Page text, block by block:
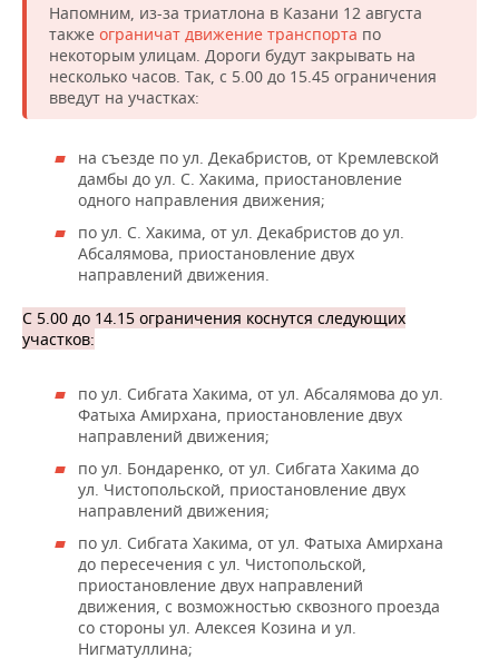
Напомним, из-за триатлона в Казани 12 августа
также ограничат движение транспорта по
некоторым улицам. Дороги будут закрывать на
несколько часов. Так, с 5.00 до 15.45 ограничения
введут на участках:
на съезде по ул. Декабристов, от Кремлевской
дамбы до ул. С. Хакима, приостановление
одного направления движения;
по ул. С. Хакима, от ул. Декабристов до ул.
Абсалямова, приостановление двух
направлений движения.
С 5.00 до 14.15 ограничения коснутся следующих
участков:
по ул. Сибгата Хакима, от ул. Абсалямова до ул.
Фатыха Амирхана, приостановление двух
направлений движения;
по ул. Бондаренко, от ул. Сибгата Хакима до
ул. Чистопольской, приостановление двух
направлений движения;
по ул. Сибгата Хакима, от ул. Фатыха Амирхана
до пересечения с ул. Чистопольской,
приостановление двух направлений
движения, с возможностью сквозного проезда
со стороны ул. Алексея Козина и ул.
Нигматуллина;